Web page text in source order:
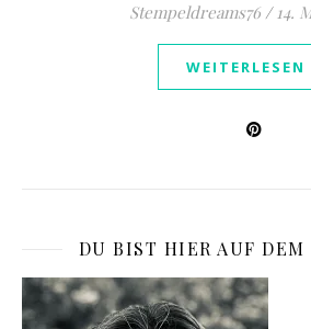
Stempeldreams76 / 14.
WEITERLESEN
DU BIST HIER AUF DEM